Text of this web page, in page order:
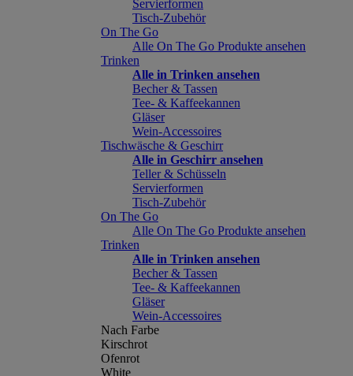
Servierformen
Tisch-Zubehör
On The Go
Alle On The Go Produkte ansehen
Trinken
Alle in Trinken ansehen
Becher & Tassen
Tee- & Kaffeekannen
Gläser
Wein-Accessoires
Tischwäsche & Geschirr
Alle in Geschirr ansehen
Teller & Schüsseln
Servierformen
Tisch-Zubehör
On The Go
Alle On The Go Produkte ansehen
Trinken
Alle in Trinken ansehen
Becher & Tassen
Tee- & Kaffeekannen
Gläser
Wein-Accessoires
Nach Farbe
Kirschrot
Ofenrot
White